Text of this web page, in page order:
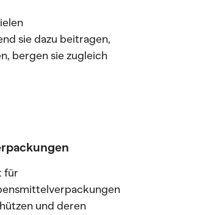
sie dazu beitragen,
bergen sie zugleich
für
und deren